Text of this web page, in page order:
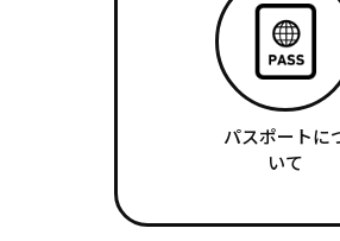
パスポートに
いて